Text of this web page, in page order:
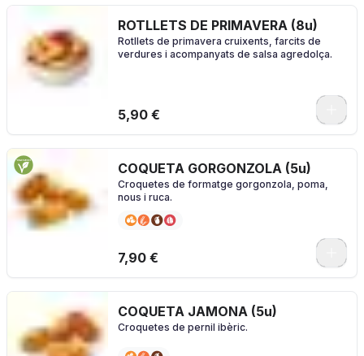
ROTLLETS DE PRIMAVERA (8u)
Rotllets de primavera cruixents, farcits de
verdures i acompanyats de salsa agredolça.
5,90 €
COQUETA GORGONZOLA (5u)
Croquetes de formatge gorgonzola, poma,
nous i ruca.
7,90 €
COQUETA JAMONA (5u)
Croquetes de pernil ibèric.